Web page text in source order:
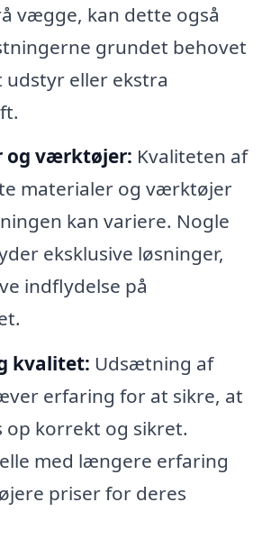
vægge, kan dette også
grundet behovet
udstyr eller ekstra
og værktøjer: Kvaliteten af
materialer og værktøjer
kan variere. Nogle
eksklusive løsninger,
indflydelse på
kvalitet: Udsætning af
erfaring for at sikre, at
op korrekt og sikret.
med længere erfaring
priser for deres